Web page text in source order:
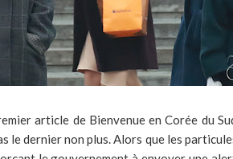
article de Bienvenue en Corée du
le dernier non plus. Alors que les